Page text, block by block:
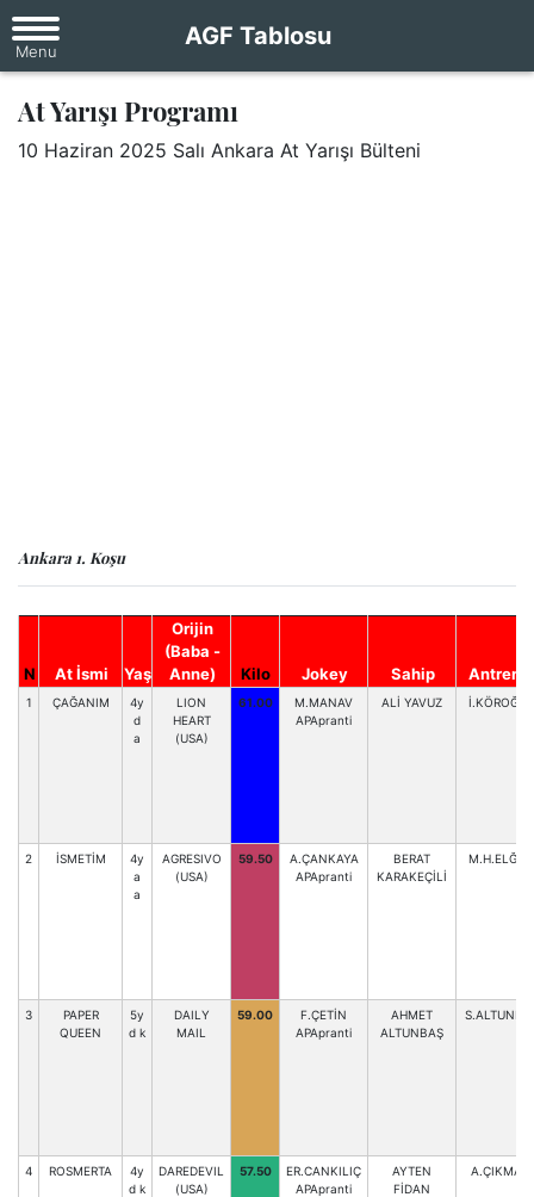
AGF Tablosu
At Yarışı Programı
10 Haziran 2025 Salı Ankara At Yarışı Bülteni
Ankara 1. Koşu
N At İsmi Yaş
Orijin
(Baba -
Anne)
Kilo Jokey Sahip
1 ÇAĞANIM
4y
d
a
LION
HEART
(USA)
61.00
M.MANAV
APApranti
ALİ YAVUZ İ.KÖROĞLU
2 İSMETİM
4y
a
a
AGRESIVO
(USA)
59.50
A.ÇANKAYA
APApranti
BERAT
KARAKEÇİLİ
M.H.ELĞAÇ
3
PAPER
QUEEN
5y
d k
DAILY
MAIL
59.00
F.ÇETİN
APApranti
AHMET
ALTUNBAŞ
4 ROSMERTA
4y
d k
DAREDEVIL
(USA)
57.50
ER.CANKILIÇ
APApranti
AYTEN
FİDAN
A.ÇIKMAN